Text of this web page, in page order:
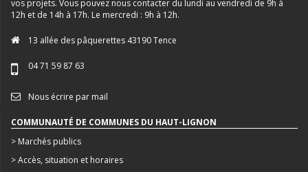
vos projets. Vous pouvez nous contacter du lundi au vendredi de 9h à
12h et de 14h à 17h. Le mercredi : 9h à 12h.
13 allée des pâquerettes 43190 Tence
04 71 59 87 63
Nous écrire par mail
COMMUNAUTÉ DE COMMUNES DU HAUT-LIGNON
> Marchés publics
> Accès, situation et horaires